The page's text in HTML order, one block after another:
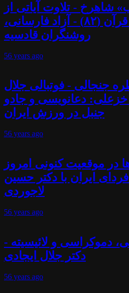
شاهرخ - تلاوت آیاتی از
منجلاب قرآن (۸۲) - آزاد فارسانی،
روشنگران قادسیه
56 years ago
جنجالی - فوتبالی جلال
خزعلی: دعانویسی و جادو
جنبل در ورزش ایران
56 years ago
در موقعیت کنونی امروز
فردای ایران با دکتر حسین
لاجوردی
56 years ago
دموکراسی و لائیسیته -
دکتر جلال ایجادی
56 years ago